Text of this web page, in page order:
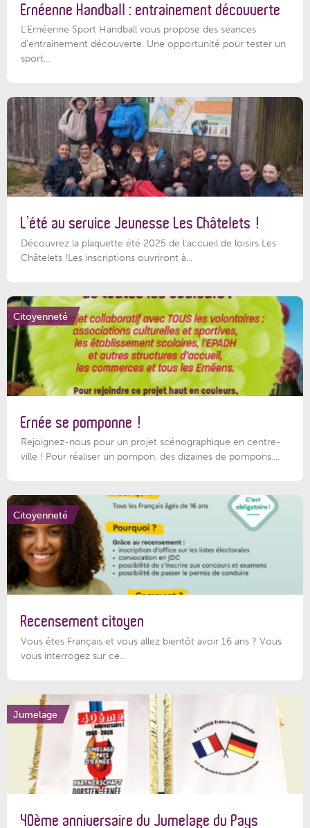
Ernéenne Handball : entrainement découverte
L'Ernéenne Sport Handball vous propose des séances
d'entrainement découverte. Une opportunité pour tester un
sport...
L’été au service Jeunesse Les Châtelets !
Découvrez la plaquette été 2025 de l’accueil de loisirs Les
Châtelets !Les inscriptions ouvriront à...
Citoyenneté
Ernée se pomponne !
Rejoignez-nous pour un projet scénographique en centre-
ville ! Pour réaliser un pompon, des dizaines de pompons,...
Citoyenneté
Recensement citoyen
Vous êtes Français et vous allez bientôt avoir 16 ans ? Vous
vous interrogez sur ce...
Jumelage
40ème anniversaire du Jumelage du Pays